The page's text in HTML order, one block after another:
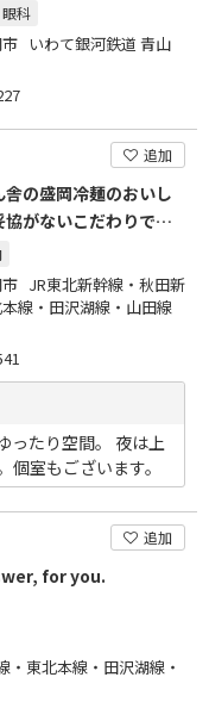
眼科
いわて銀河鉄道 青山
追加
舎の盛岡冷麺のおいし
協がないこだわりで
JR東北新幹線・秋田新
線・田沢湖線・山田線
ったり空間。 夜は上
室もございます。
追加
for you.
東北本線・田沢湖線・